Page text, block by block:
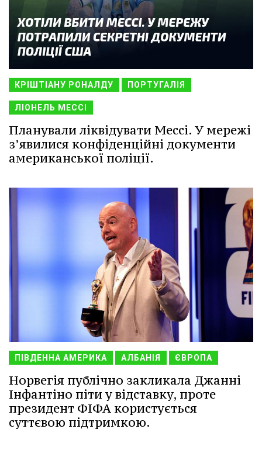
КРІШТІАНУ РОНАЛДУ ПОРТУГАЛІЯ
ЛІОНЕЛЬ МЕССІ
Планували ліквідувати Мессі. У мережі
з’явилися конфіденційні документи
американської поліції.
ПІВДЕННА АМЕРИКА АЛБАНІЯ ЄВРОПА
Норвегія публічно закликала Джанні
Інфантіно піти у відставку, проте
президент ФІФА користується
суттєвою підтримкою.